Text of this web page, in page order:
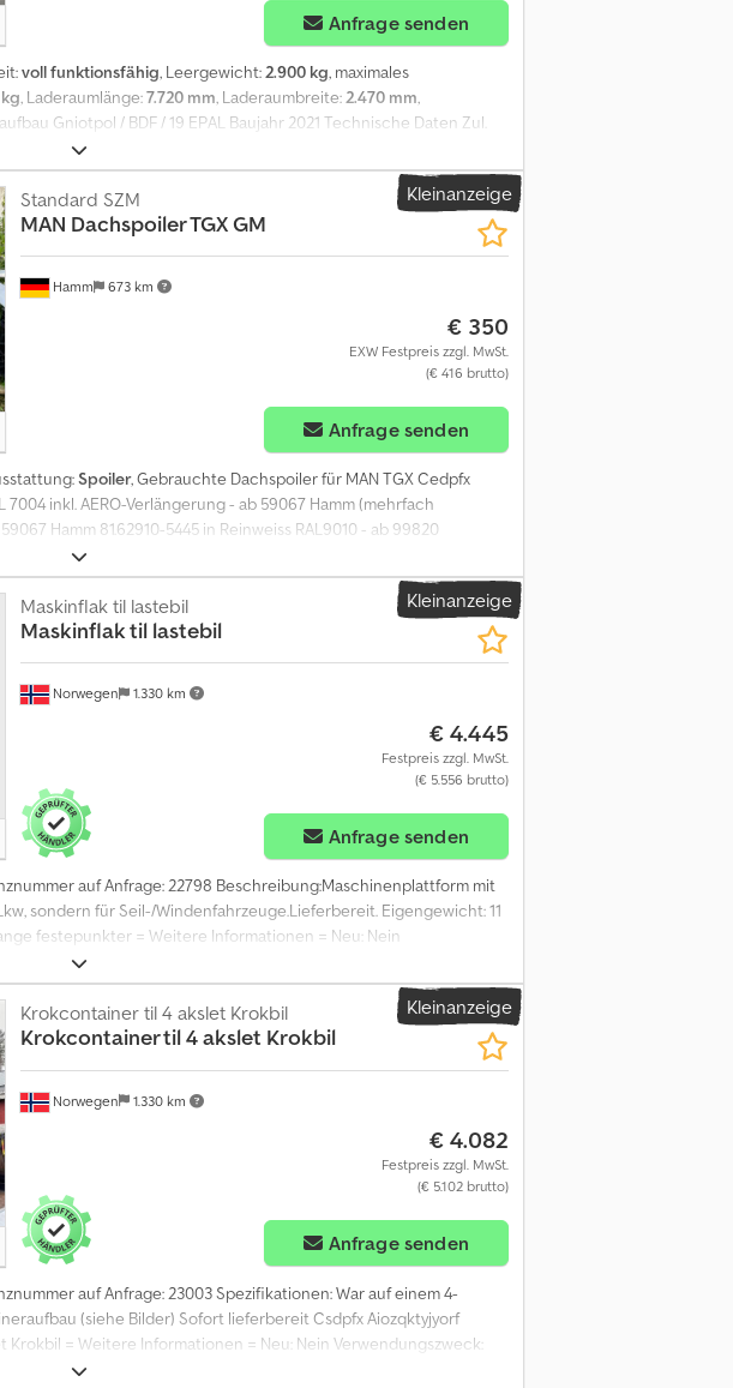
Anfrage senden
voll funktionsfähig, Leergewicht:2.900 kg, maximales
, Laderaumlänge:7.720 mm, Laderaumbreite:2.470 mm,
Gniotpol / BDF / 19 EPAL Baujahr 2021 Technische Daten Zul.
2.900 kg Nutzlast: 13.100 kg Abmessungen Gesamtlänge:
von Front bis vordere Verriegelung: 100 cm Länge von hinterer
cm Breite: 247 cm Höhe: 304 cm Kapazität: 19 EPAL Sehr guter
Kleinanzeige
Hamm 673 km
Standard SZM
MAN Dachspoiler TGX GM
€ 350
EXW Festpreis zzgl. MwSt.
(€ 416 brutto)
Anfrage senden
Spoiler, Gebrauchte Dachspoiler für MAN TGX Cedpfx
7004 inkl. AERO-Verlängerung - ab 59067 Hamm (mehrfach
Hamm 81.62910-5445 in Reinweiss RAL9010 - ab 99820
Kleinanzeige
Norwegen 1.330 km
Maskinflak til lastebil
Maskinflak til lastebil
€ 4.445
Festpreis zzgl. MwSt.
(€ 5.556 brutto)
Anfrage senden
auf Anfrage: 22798 Beschreibung:Maschinenplattform mit
sondern für Seil-/Windenfahrzeuge.Lieferbereit. Eigengewicht: 11
festepunkter = Weitere Informationen = Neu: Nein
an ATS Norway, um weitere Informationen zu erhalten.
Kleinanzeige
Norwegen 1.330 km
Krokcontainer til 4 akslet Krokbil
Krokcontainer til 4 akslet Krokbil
€ 4.082
Festpreis zzgl. MwSt.
(€ 5.102 brutto)
Anfrage senden
auf Anfrage: 23003 Spezifikationen: War auf einem 4-
(siehe Bilder) Sofort lieferbereit Csdpfx Aiozqktyjyorf
Krokbil = Weitere Informationen = Neu: Nein Verwendungszweck:
weitere Informationen zu erhalten.